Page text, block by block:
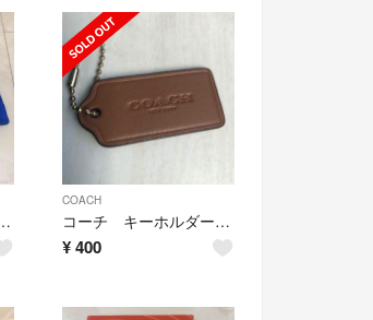
プ 新品 未使用
COACH
コーチ キーホルダー チャーム
¥400